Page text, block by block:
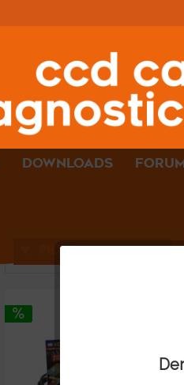
DOWNLOADS
FILTERN